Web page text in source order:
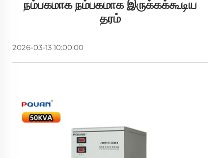
நம்பகமாக நம்பகமாக இருக்கக்கூடிய
தரம்
2026-03-13 10:00:00